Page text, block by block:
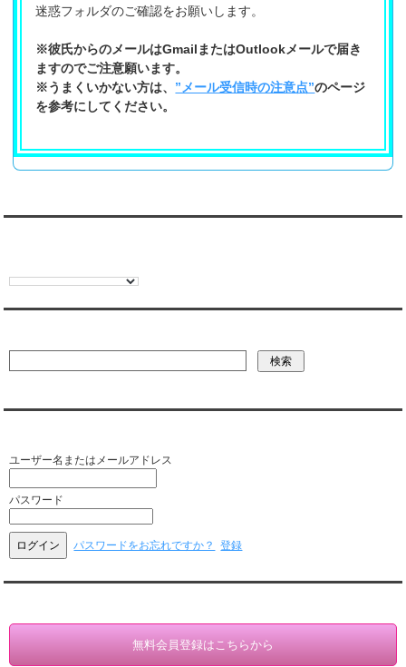
迷惑フォルダのご確認をお願いします。
※彼氏からのメールはGmailまたはOutlookメールで届き
ますのでご注意願います。
※うまくいかない方は、 ”メール受信時の注意点”のページ
を参考にしてください。
ユーザー名またはメールアドレス
パスワード
パスワードをお忘れですか？ 登録
無料会員登録はこちらから